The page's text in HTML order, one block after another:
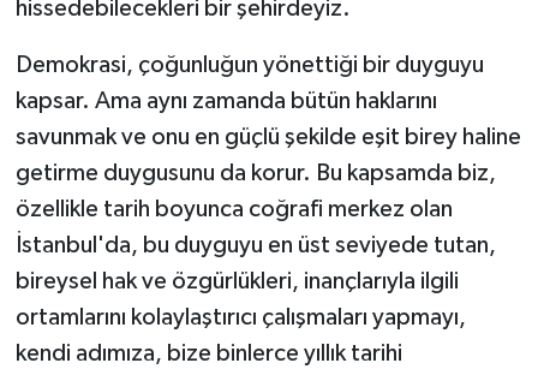
hissedebilecekleri bir şehirdeyiz.
Demokrasi, çoğunluğun yönettiği bir duyguyu
kapsar. Ama aynı zamanda bütün haklarını
savunmak ve onu en güçlü şekilde eşit birey haline
getirme duygusunu da korur. Bu kapsamda biz,
özellikle tarih boyunca coğrafi merkez olan
İstanbul'da, bu duyguyu en üst seviyede tutan,
bireysel hak ve özgürlükleri, inançlarıyla ilgili
ortamlarını kolaylaştırıcı çalışmaları yapmayı,
kendi adımıza, bize binlerce yıllık tarihi